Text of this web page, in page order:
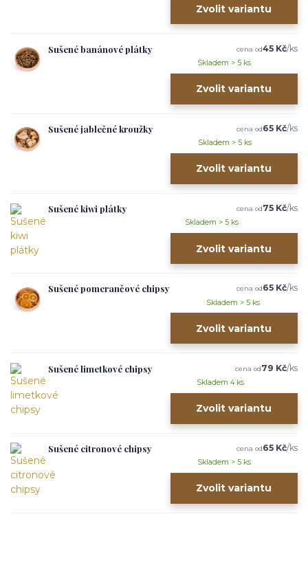
Zvolit variantu
Sušené banánové plátky cena od45 Kč/ks
Skladem > 5 ks
Zvolit variantu
Sušené jablečné kroužky cena od65 Kč/ks
Skladem > 5 ks
Zvolit variantu
Sušené kiwi plátky cena od75 Kč/ks
Skladem > 5 ks
Zvolit variantu
Sušené pomerančové chipsy cena od65 Kč/ks
Skladem > 5 ks
Zvolit variantu
Sušené limetkové chipsy cena od79 Kč/ks
Skladem 4 ks
Zvolit variantu
Sušené citronové chipsy cena od65 Kč/ks
Skladem > 5 ks
Zvolit variantu